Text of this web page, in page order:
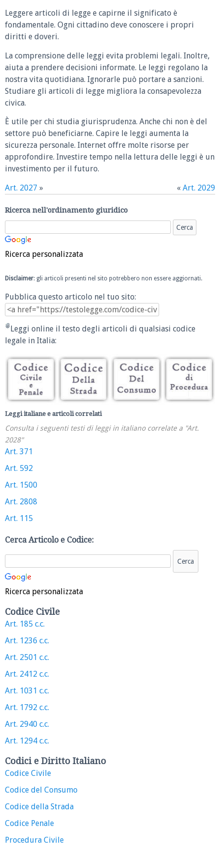
Leggere articoli di legge e capirne il significato è
fondamentale. Ogni cittadino deve conoscere i propri
diritti e doveri.
La comprensione delle leggi evita problemi legali. Inoltre,
aiuta a prendere decisioni informate. Le leggi regolano la
nostra vita quotidiana. Ignorarle può portare a sanzioni.
Studiare gli articoli di legge migliora la consapevolezza
civica.
È utile per chi studia giurisprudenza. Anche chi non è del
settore può beneficiarne. Capire le leggi aumenta la
sicurezza personale. Internet offre molte risorse per
approfondire. Investire tempo nella lettura delle leggi è un
investimento per il futuro.
Art. 2027 » « Art. 2029
Ricerca nell'ordinamento giuridico
Ricerca personalizzata
Disclaimer: gli articoli presenti nel sito potrebbero non essere aggiornati.
Pubblica questo articolo nel tuo sito:
Leggi online il testo degli articoli di qualsiasi codice
legale in Italia:
Leggi italiane e articoli correlati
Consulta i seguenti testi di leggi in italiano correlate a "Art.
2028"
Art. 371
Art. 592
Art. 1500
Art. 2808
Art. 115
Cerca Articolo e Codice:
Ricerca personalizzata
Codice Civile
Art. 185 c.c.
Art. 1236 c.c.
Art. 2501 c.c.
Art. 2412 c.c.
Art. 1031 c.c.
Art. 1792 c.c.
Art. 2940 c.c.
Art. 1294 c.c.
Codici e Diritto Italiano
Codice Civile
Codice del Consumo
Codice della Strada
Codice Penale
Procedura Civile